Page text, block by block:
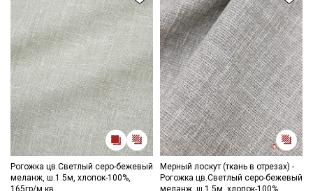
Рогожка цв.Светлый серо-бежевый
меланж, ш.1.5м, хлопок-100%,
165гр/м.кв
Мерный лоскут (ткань в отрезах) -
Рогожка цв.Светлый серо-бежевый
меланж, ш.1.5м, хлопок-100%